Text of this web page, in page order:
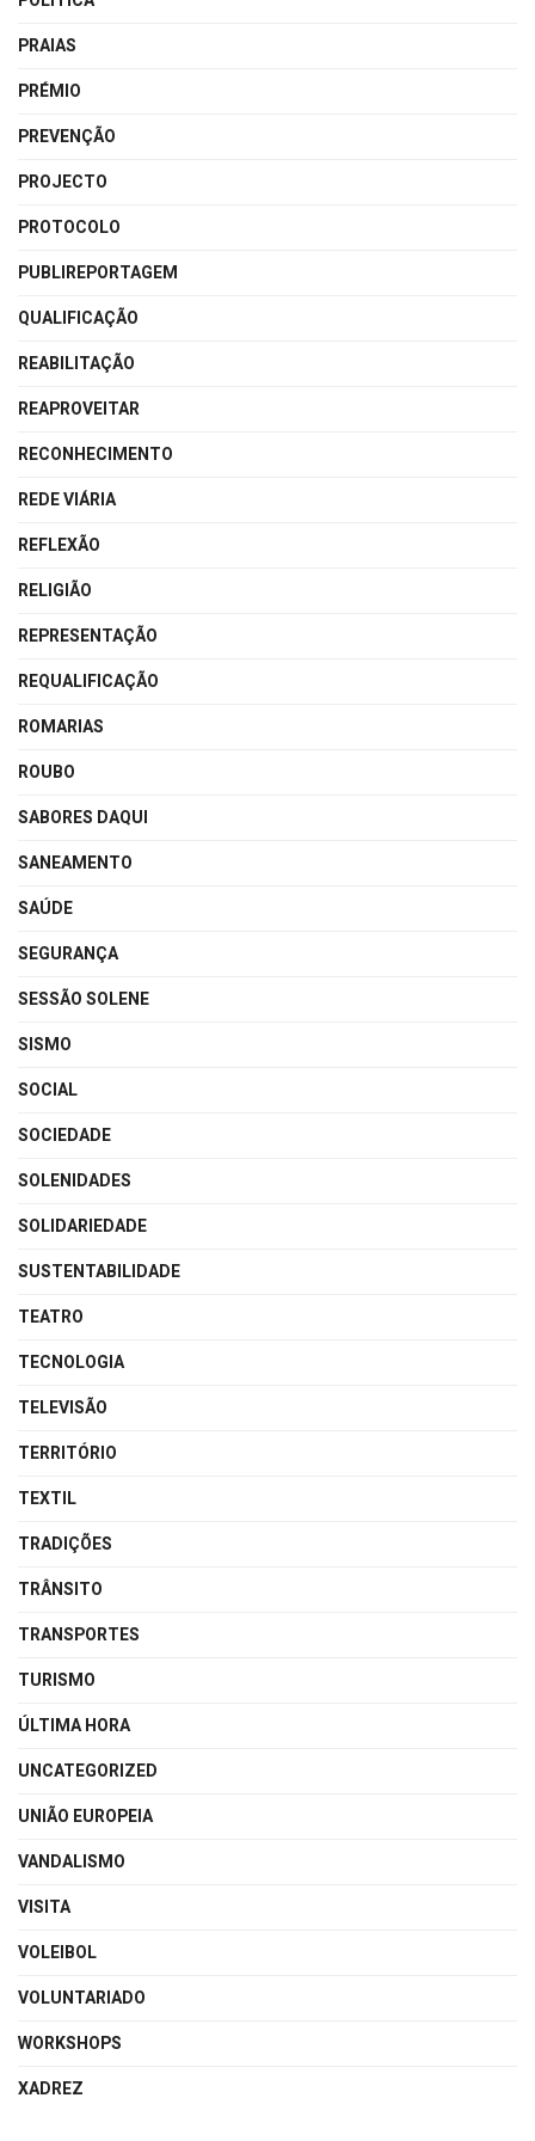
PRAIAS
PRÉMIO
PREVENÇÃO
PROJECTO
PROTOCOLO
PUBLIREPORTAGEM
QUALIFICAÇÃO
REABILITAÇÃO
REAPROVEITAR
RECONHECIMENTO
REDE VIÁRIA
REFLEXÃO
RELIGIÃO
REPRESENTAÇÃO
REQUALIFICAÇÃO
ROMARIAS
ROUBO
SABORES DAQUI
SANEAMENTO
SAÚDE
SEGURANÇA
SESSÃO SOLENE
SISMO
SOCIAL
SOCIEDADE
SOLENIDADES
SOLIDARIEDADE
SUSTENTABILIDADE
TEATRO
TECNOLOGIA
TELEVISÃO
TERRITÓRIO
TEXTIL
TRADIÇÕES
TRÂNSITO
TRANSPORTES
TURISMO
ÚLTIMA HORA
UNCATEGORIZED
UNIÃO EUROPEIA
VANDALISMO
VISITA
VOLEIBOL
VOLUNTARIADO
WORKSHOPS
XADREZ